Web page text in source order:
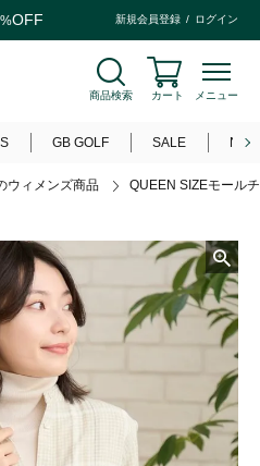
%OFF 新規会員登録 ログイン
商品検索 カート メニュー
GB GOLF SALE
ウィメンズ商品 QUEEN SIZEモール